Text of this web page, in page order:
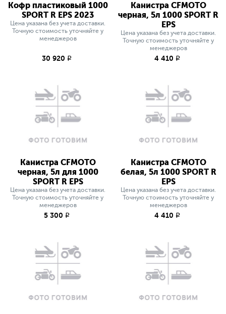
Кофр пластиковый 1000
SPORT R EPS 2023
Цена указана без учета доставки.
Точную стоимость уточняйте у
менеджеров
30 920 q
Канистра CFMOTO
черная, 5л 1000 SPORT R
EPS
Цена указана без учета доставки.
Точную стоимость уточняйте у
менеджеров
4 410 q
Канистра CFMOTO
черная, 5л для 1000
SPORT R EPS
Цена указана без учета доставки.
Точную стоимость уточняйте у
менеджеров
5 300 q
Канистра CFMOTO
белая, 5л 1000 SPORT R
EPS
Цена указана без учета доставки.
Точную стоимость уточняйте у
менеджеров
4 410 q